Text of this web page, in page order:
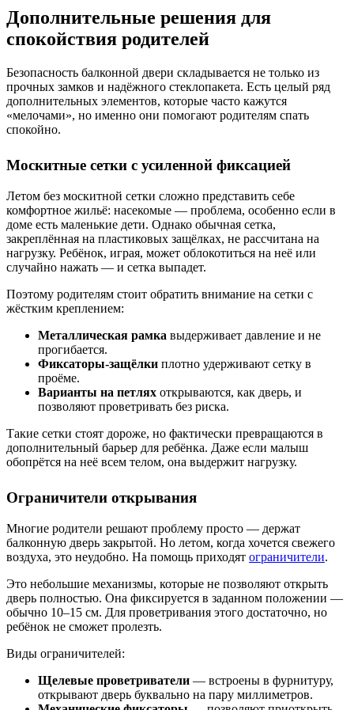
Дополнительные решения для
спокойствия родителей
Безопасность балконной двери складывается не только из
прочных замков и надёжного стеклопакета. Есть целый ряд
дополнительных элементов, которые часто кажутся
«мелочами», но именно они помогают родителям спать
спокойно.
Москитные сетки с усиленной фиксацией
Летом без москитной сетки сложно представить себе
комфортное жильё: насекомые — проблема, особенно если в
доме есть маленькие дети. Однако обычная сетка,
закреплённая на пластиковых защёлках, не рассчитана на
нагрузку. Ребёнок, играя, может облокотиться на неё или
случайно нажать — и сетка выпадет.
Поэтому родителям стоит обратить внимание на сетки с
жёстким креплением:
Металлическая рамка выдерживает давление и не
прогибается.
Фиксаторы-защёлки плотно удерживают сетку в
проёме.
Варианты на петлях открываются, как дверь, и
позволяют проветривать без риска.
Такие сетки стоят дороже, но фактически превращаются в
дополнительный барьер для ребёнка. Даже если малыш
обопрётся на неё всем телом, она выдержит нагрузку.
Ограничители открывания
Многие родители решают проблему просто — держат
балконную дверь закрытой. Но летом, когда хочется свежего
воздуха, это неудобно. На помощь приходят ограничители.
Это небольшие механизмы, которые не позволяют открыть
дверь полностью. Она фиксируется в заданном положении —
обычно 10–15 см. Для проветривания этого достаточно, но
ребёнок не сможет пролезть.
Виды ограничителей:
Щелевые проветриватели — встроены в фурнитуру,
открывают дверь буквально на пару миллиметров.